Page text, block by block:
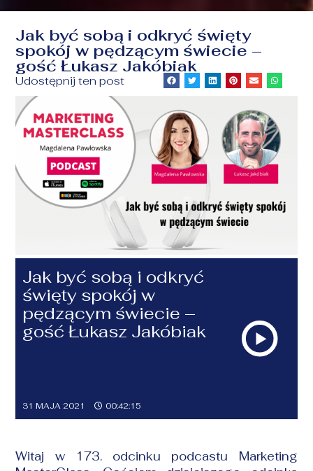
Jak być sobą i odkryć święty
spokój w pędzącym świecie –
gość Łukasz Jakóbiak
Udostępnij ten post
Jak być sobą i odkryć
święty spokój w
pędzącym świecie –
gość Łukasz Jakóbiak
31 MAJA 2021 00:42:15
Witaj w 173. odcinku podcastu Marketing